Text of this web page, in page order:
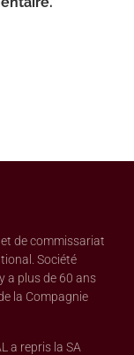
de commissariat
Société
a plus de 60 ans
la Compagnie
a repris la SA